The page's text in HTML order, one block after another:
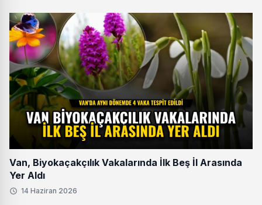
Van, Biyokaçakçılık Vakalarında İlk Beş İl Arasında
Yer Aldı
14 Haziran 2026